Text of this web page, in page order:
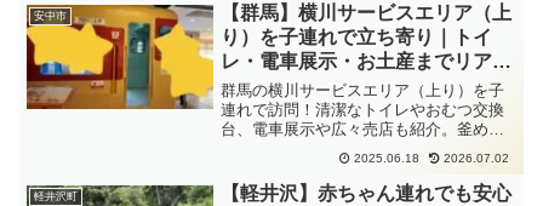
安中市
【群馬】横川サービスエリア（上
り）を子連れで立ち寄り｜トイ
レ・電車展示・お土産までリアル
レポ！
群馬の横川サービスエリア（上り）を子
連れで訪問！清潔なトイレやおむつ交換
台、電車展示や広々売店も紹介。釜めし
は今回は時間の関係で諦めましたが、子
ども連れに優しい休憩スポットとして大
満足でした。
2025.06.18 2026.07.02
軽井沢町
【軽井沢】赤ちゃん連れでも安心